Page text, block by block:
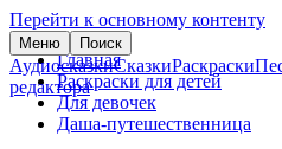
Перейти к основному контенту
Меню Поиск
АудиосказкиСказкиРаскраски
редактора
Главная
Раскраски для детей
Для девочек
Даша-путешественница